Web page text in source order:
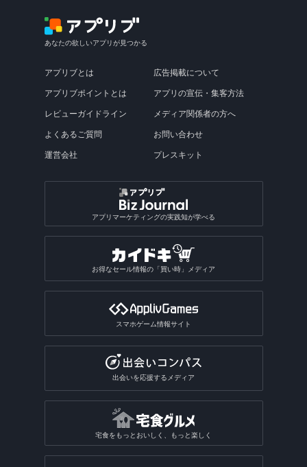
あなたの欲しいアプリが見つかる
アプリブとは
アプリブポイントとは
レビューガイドライン
よくあるご質問
運営会社
広告掲載について
アプリの宣伝・集客方法
メディア関係者の方へ
お問い合わせ
プレスキット
アプリマーケティングの実践知が学べる
お得なセール情報の「買い時」メディア
スマホゲーム情報サイト
出会いを応援するメディア
宅食をもっとおいしく、もっと楽しく